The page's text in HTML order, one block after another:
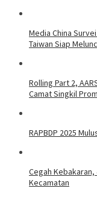
Media China
Taiwan Siap
Rolling Part 2,
Camat Singkil
RAPBDP 2025
Cegah Kebakaran,
Kecamatan